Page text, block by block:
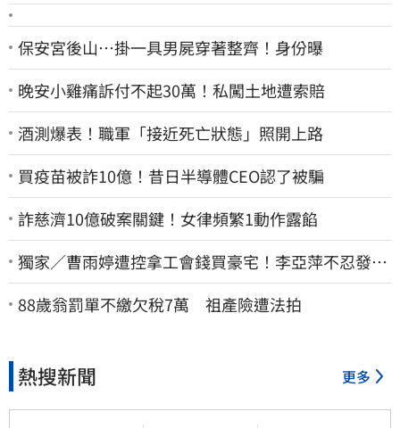
保安宮後山…掛一具男屍穿著整齊！身份曝
晚安小雞痛訴付不起30萬！私闖土地遭索賠
酒測爆表！職軍「接近死亡狀態」照開上路
買疫苗被詐10億！昔日半導體CEO認了被騙
詐慈濟10億破案關鍵！女律頻繁1動作露餡
獨家／曹雨婷遭控拿工會錢買豪宅！李亞萍不忍發
聲：余天管工會都貼錢
88歲翁罰單不繳欠稅7萬 祖產險遭法拍
熱搜新聞 更多